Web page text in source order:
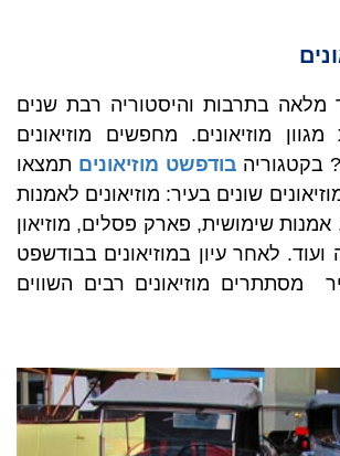
מלאה בתרבות והיסטוריה רבת שנים
מוזיאונים. מחפשים מוזיאונים
בקטגוריה בודפשט מוזיאונים תמצאו
שונים בעיר: מוזיאונים לאמנות
אמנות שימושית, פארק פסלים, מוזיאון
ועוד. לאחר עיון במוזיאונים בבודשפט
מסתתרים מוזיאונים רבים השווים